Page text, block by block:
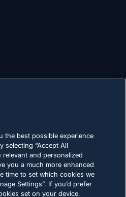
the best possible experience
selecting “Accept All
and personalized
you a much more enhanced
time to set which cookies we
Settings”. If you’d prefer
set on your device,